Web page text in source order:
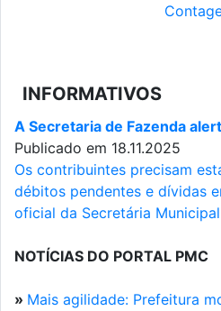
INFORMATIVOS
A Secretaria de Fazenda
Publicado em 18.11.2025
Os contribuintes precisam
débitos pendentes e dívidas
oficial da Secretária
NOTÍCIAS DO PORTAL PMC
» Mais agilidade: Prefeitura